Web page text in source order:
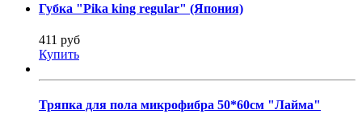
Губка "Pika king regular" (Япония)
411 руб
Купить
Тряпка для пола микрофибра 50*60см "Лайма"